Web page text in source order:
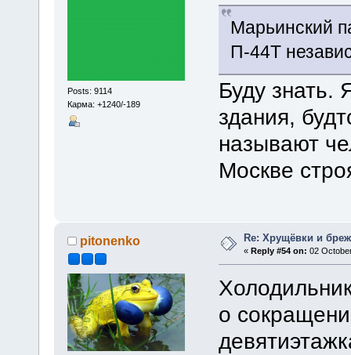
Posts: 9114
Карма: +1240/-189
Марьинский
П-44Т
Буду знать.
здания,
называют
Москве
pitonenko Re: Хрущёвки и
« Reply #54 on: 02
о